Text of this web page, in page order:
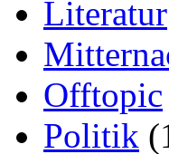
Literatur
Offtopic
Politik